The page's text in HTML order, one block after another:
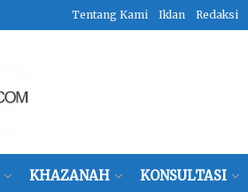
Tentang Kami Iklan Redaksi
KHAZANAH KONSULTASI